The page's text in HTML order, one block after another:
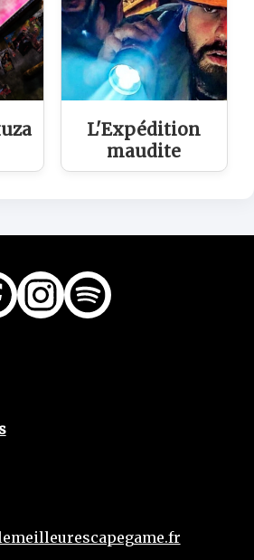
L'Expédition
maudite